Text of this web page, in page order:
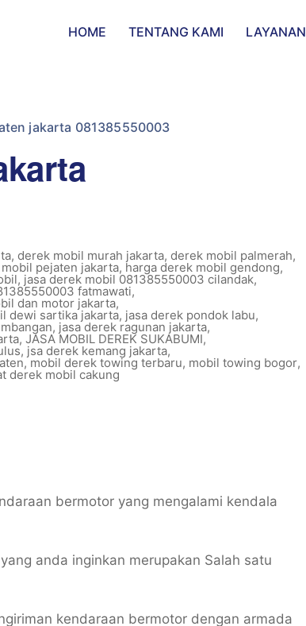
HOME TENTANG KAMI LAYANAN
jakarta 081385550003
, derek mobil murah jakarta, derek mobil palmerah,
pejaten jakarta, harga derek mobil gendong,
, jasa derek mobil 081385550003 cilandak,
fatmawati,
dan motor jakarta,
dewi sartika jakarta, jasa derek pondok labu,
, jasa derek ragunan jakarta,
, JASA MOBIL DEREK SUKABUMI,
, jsa derek kemang jakarta,
,mobil derek towing terbaru, mobil towing bogor,
derek mobil cakung
bermotor yang mengalami kendala
anda inginkan merupakan Salah satu
kendaraan bermotor dengan armada